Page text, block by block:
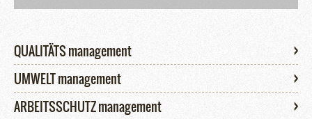
QUALITÄTS management
UMWELT management
ARBEITSSCHUTZ management